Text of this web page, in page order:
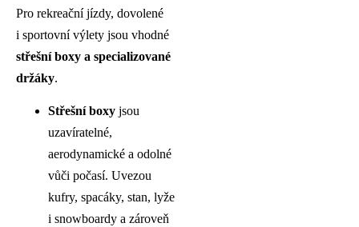
Pro rekreační jízdy, dovolené
i sportovní výlety jsou vhodné
střešní boxy a specializované
držáky.
Střešní boxy jsou
uzavíratelné,
aerodynamické a odolné
vůči počasí. Uvezou
kufry, spacáky, stan, lyže
i snowboardy a zároveň